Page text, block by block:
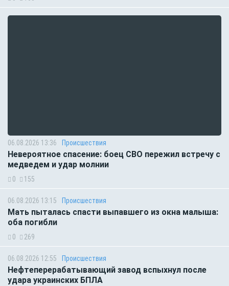
06.08.2026 13:36 Происшествия
Невероятное спасение: боец СВО пережил встречу с
медведем и удар молнии
0 155
06.08.2026 13:15 Происшествия
Мать пыталась спасти выпавшего из окна малыша:
оба погибли
0 269
06.08.2026 12:55 Происшествия
Нефтеперерабатывающий завод вспыхнул после
удара украинских БПЛА